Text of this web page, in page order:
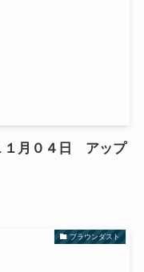
１月０４日 アップ
ブラウンダスト